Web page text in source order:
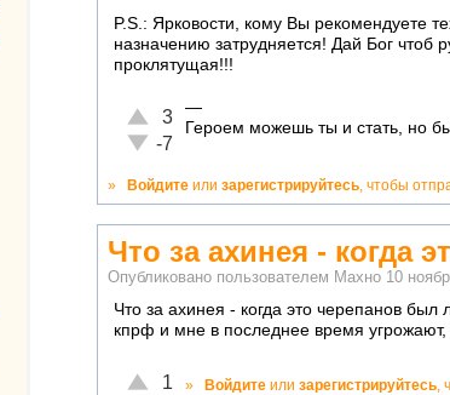
P.S.: Ярковости, кому Вы рекомендуете
назначению затрудняется! Дай Бог чтоб
проклятущая!!!
Отлично!
3
Неадекватно!
-7
—
Героем можешь ты и стать, но
» Войдите или зарегистрируйтесь , чтобы
Что за ахинея - когда
Опубликовано пользователем Махно 10
Что за ахинея - когда это черепанов
кпрф и мне в последнее время
Отлично!
1 » Войдите или зарегистрируйтесь,